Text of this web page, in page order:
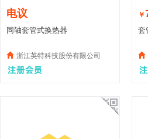
电议
同轴套管式换热器
浙江英特科技股份有限公司
￥
套